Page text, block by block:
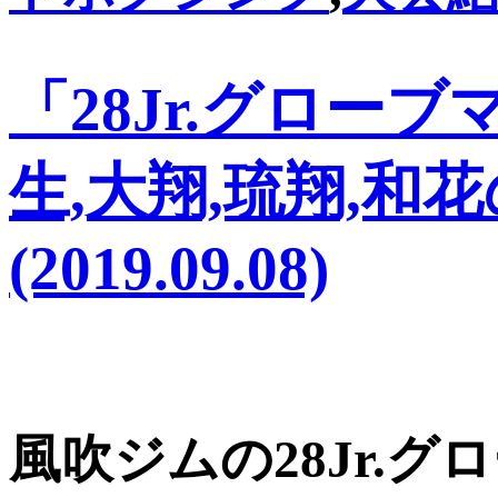
「28Jr.グローブ
生,大翔,琉翔,和
(2019.09.08)
風吹ジムの28Jr.グ